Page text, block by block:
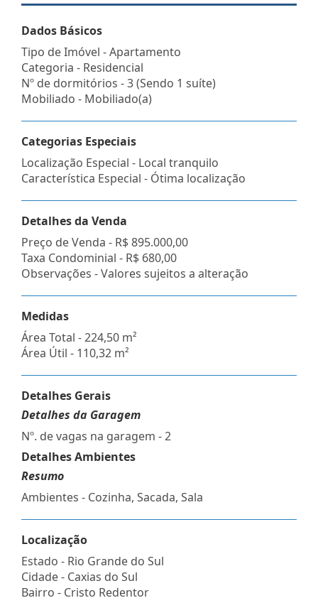
Dados Básicos
Tipo de Imóvel - Apartamento
Categoria - Residencial
Nº de dormitórios - 3 (Sendo 1 suíte)
Mobiliado - Mobiliado(a)
Categorias Especiais
Localização Especial - Local tranquilo
Característica Especial - Ótima localização
Detalhes da Venda
Preço de Venda - R$ 895.000,00
Taxa Condominial - R$ 680,00
Observações - Valores sujeitos a alteração
Medidas
Área Total - 224,50 m²
Área Útil - 110,32 m²
Detalhes Gerais
Detalhes da Garagem
Nº. de vagas na garagem - 2
Detalhes Ambientes
Resumo
Ambientes - Cozinha, Sacada, Sala
Localização
Estado - Rio Grande do Sul
Cidade - Caxias do Sul
Bairro - Cristo Redentor